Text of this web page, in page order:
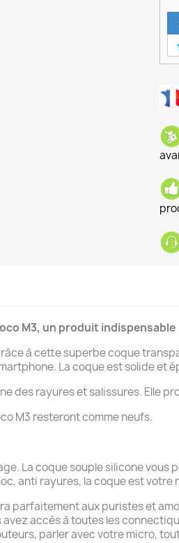
M3, un produit indispensable
à cette superbe coque
La coque est solide et
des rayures et salissures. Elle
M3 resteront comme neufs.
La coque souple silicone vous
anti rayures, la coque est votre
parfaitement aux puristes et
accès à toutes les
parler avec votre micro,